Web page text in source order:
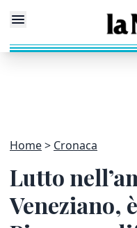
Home Cronaca
Lutto
Veneziano,